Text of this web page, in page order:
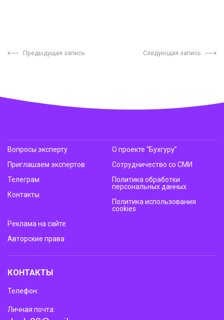
Предыдущая запись Следующая запись
Вопросы эксперту
Приглашаем экспертов
Телеграм
Контакты
О проекте “Бухгуру”
Сотрудничество со СМИ
Политика обработки
персональных данных
Политика использования
cookies
Реклама на сайте
Авторские права
КОНТАКТЫ
Телефон:
Личная почта: